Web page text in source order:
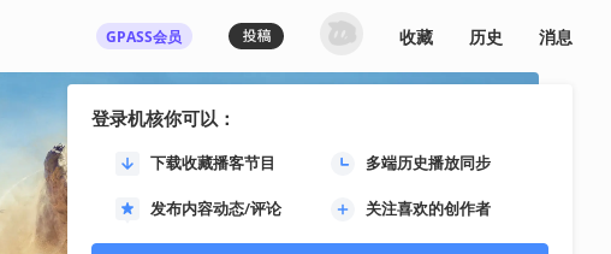
GPASS会员
登录机核你可以：
下载收藏播客节目 多端历史播放同步
发布内容动态/评论 关注喜欢的创作者
收藏 历史 消息